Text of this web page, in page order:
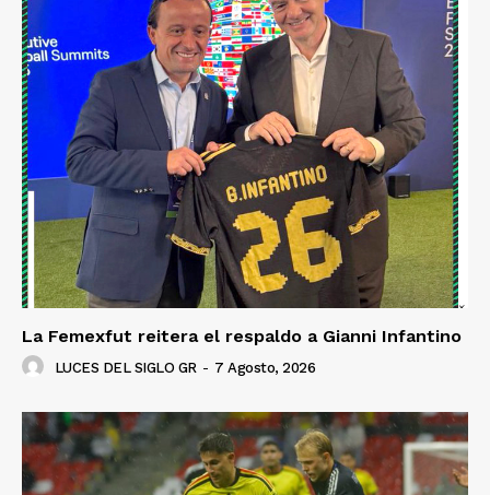
La Femexfut reitera el respaldo a Gianni Infantino
LUCES DEL SIGLO GR - 7 Agosto, 2026